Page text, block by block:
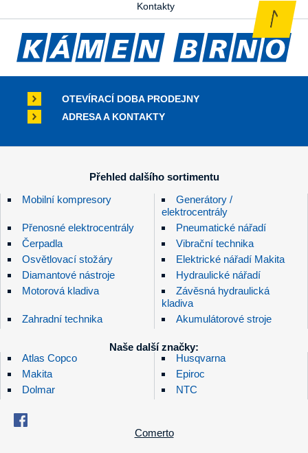
Kontakty
OTEVÍRACÍ DOBA PRODEJNY
ADRESA A KONTAKTY
Přehled dalšího sortimentu
Mobilní kompresory
Generátory /
elektrocentrály
Přenosné elektrocentrály
Pneumatické nářadí
Čerpadla
Vibrační technika
Osvětlovací stožáry
Elektrické nářadí Makita
Diamantové nástroje
Hydraulické nářadí
Motorová kladiva
Závěsná hydraulická
kladiva
Zahradní technika
Akumulátorové stroje
Naše další značky:
Atlas Copco
Husqvarna
Makita
Epiroc
Dolmar
NTC
Comerto